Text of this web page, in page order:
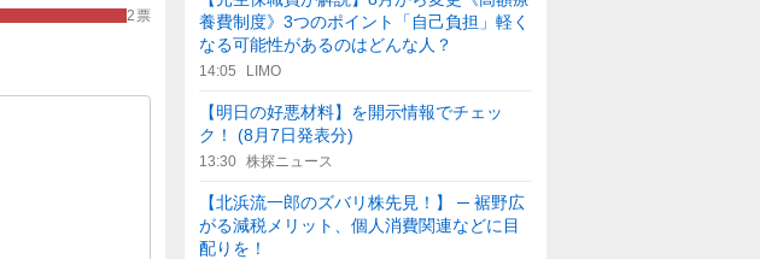
2 票
養費制度》3つのポイント「自己負担」軽く
なる可能性があるのはどんな人？
14:05 LIMO
【明日の好悪材料】を開示情報でチェッ
ク！ (8月7日発表分)
13:30 株探ニュース
【北浜流一郎のズバリ株先見！】 ─ 裾野広
がる減税メリット、個人消費関連などに目
配りを！